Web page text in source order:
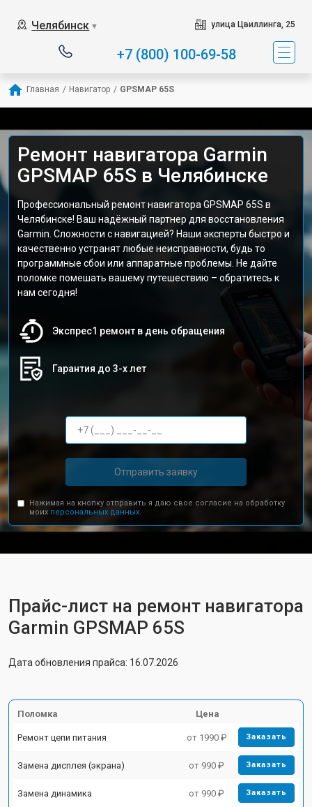
Челябинск ▼ улица Цвиллинга, 25
+7 (800) 100-69-58
Главная / Навигатор / GPSMAP 65S
Ремонт навигатора Garmin
GPSMAP 65S в Челябинске
Профессиональный ремонт навигатора GPSMAP 65S в
Челябинске! Ваш надёжный партнер для восстановления
Garmin. Сложности с навигацией? Наши эксперты быстро и
качественно устранят любые неисправности, будь то
программные сбои или аппаратные проблемы. Не дайте
поломке помешать вашему путешествию – обратитесь к
нам сегодня!
Экспрес1 ремонт в день обращения
Гарантия до 3-х лет
Отправить заявку
Нажимая на кнопку отправить я даю свое согласие на обработку
моих персональных данных.
Прайс-лист на ремонт навигатора
Garmin GPSMAP 65S
Дата обновления прайса: 16.07.2026
Поломка Цена
Ремонт цепи питания от 1990 ₽ Заказать
Замена дисплея (экрана) от 990 ₽ Заказать
Замена динамика от 990 ₽ Заказать